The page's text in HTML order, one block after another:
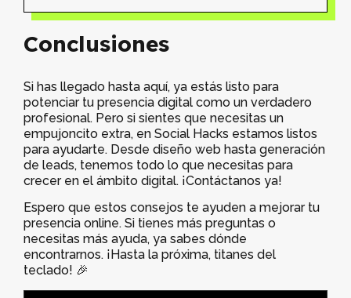
Conclusiones
Si has llegado hasta aquí, ya estás listo para
potenciar tu presencia digital como un verdadero
profesional. Pero si sientes que necesitas un
empujoncito extra, en Social Hacks estamos listos
para ayudarte. Desde diseño web hasta generación
de leads, tenemos todo lo que necesitas para
crecer en el ámbito digital. ¡Contáctanos ya!
Espero que estos consejos te ayuden a mejorar tu
presencia online. Si tienes más preguntas o
necesitas más ayuda, ya sabes dónde
encontrarnos. ¡Hasta la próxima, titanes del
teclado! 🎉